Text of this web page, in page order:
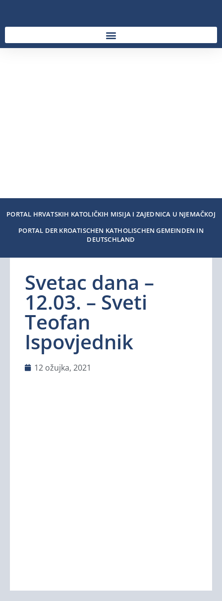
PORTAL HRVATSKIH KATOLIČKIH MISIJA I ZAJEDNICA U NJEMAČKOJ
PORTAL DER KROATISCHEN KATHOLISCHEN GEMEINDEN IN
DEUTSCHLAND
Svetac dana –
12.03. – Sveti
Teofan
Ispovjednik
12 ožujka, 2021